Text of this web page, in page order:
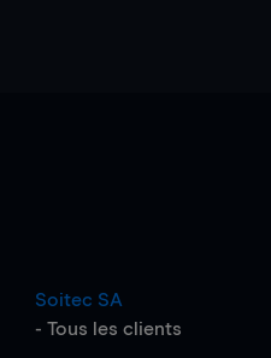
Soitec SA
- Tous les clients